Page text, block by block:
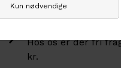
Fri fragt over
Hos os er der fri
kr.